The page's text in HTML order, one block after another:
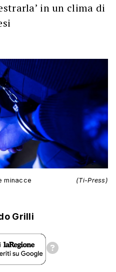
in un clima di
minacce (Ti-Press)
Grilli